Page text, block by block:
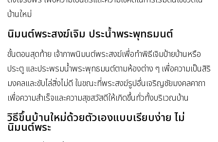
บ้านใหม่
นิมนต์พระสงฆ์เจิม ประน้ำพระพุทธมนต์
ขั้นตอนสุดท้าย เจ้าภาพนิมนต์พระสงฆ์เพื่อทำพิธีเจิมป้ายบ้านหรือ
ประตู และประพรมน้ำพระพุทธมนต์ตามห้องต่าง ๆ เพื่อความเป็นสิริ
มงคลและขับไล่สิ่งไม่ดี ในขณะที่พระสงฆ์รูปอื่นเจริญชัยมงคลคาถา
เพื่อความสำเร็จและความสุขสวัสดีให้เกิดขึ้นทั่วทั้งบริเวณบ้าน
วิธีขึ้นบ้านใหม่ด้วยตัวเองแบบเรียบง่าย ไม่
นิมนต์พระ